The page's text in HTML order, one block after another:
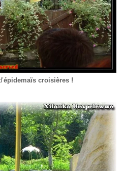
épidemaïs croisières !